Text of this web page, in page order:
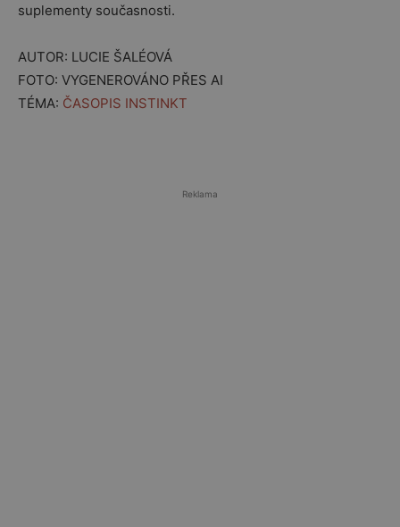
suplementy současnosti.
AUTOR: LUCIE ŠALÉOVÁ
FOTO: VYGENEROVÁNO PŘES AI
TÉMA: ČASOPIS INSTINKT
Reklama